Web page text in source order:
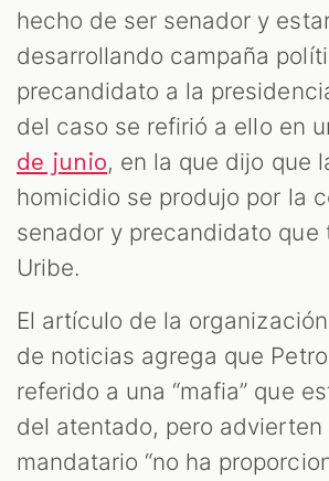
hecho de ser senador y
desarrollando campaña
precandidato a la
del caso se refirió a ello en
de junio, en la que dijo que
homicidio se produjo por la
senador y precandidato que
Uribe.
El artículo de la
de noticias agrega que
referido a una “mafia” que
del atentado, pero advierten
mandatario “no ha